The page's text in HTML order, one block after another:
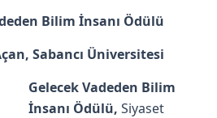
Bilim İnsanı Ödülü
Sabancı Üniversitesi
Gelecek Vadeden Bilim
İnsanı Ödülü, Siyaset